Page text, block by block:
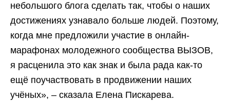
небольшого блога сделать так, чтобы о наших
достижениях узнавало больше людей. Поэтому,
когда мне предложили участие в онлайн-
марафонах молодежного сообщества ВЫЗОВ,
я расценила это как знак и была рада как-то
ещё поучаствовать в продвижении наших
учёных», – сказала Елена Пискарева.